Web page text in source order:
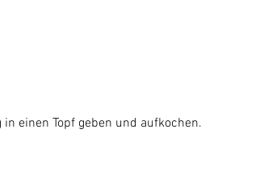
einen Topf geben und aufkochen.